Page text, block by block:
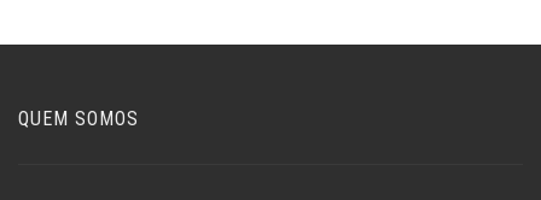
QUEM SOMOS